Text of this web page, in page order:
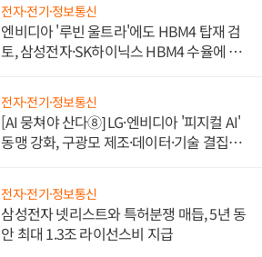
전자·전기·정보통신
엔비디아 '루빈 울트라'에도 HBM4 탑재 검
토, 삼성전자·SK하이닉스 HBM4 수율에 주
전자·전기·정보통신
[AI 뭉쳐야 산다⑧] LG·엔비디아 '피지컬 AI'
동맹 강화, 구광모 제조·데이터·기술 결집
전자·전기·정보통신
삼성전자 넷리스트와 특허분쟁 매듭, 5년 동
안 최대 1.3조 라이선스비 지급